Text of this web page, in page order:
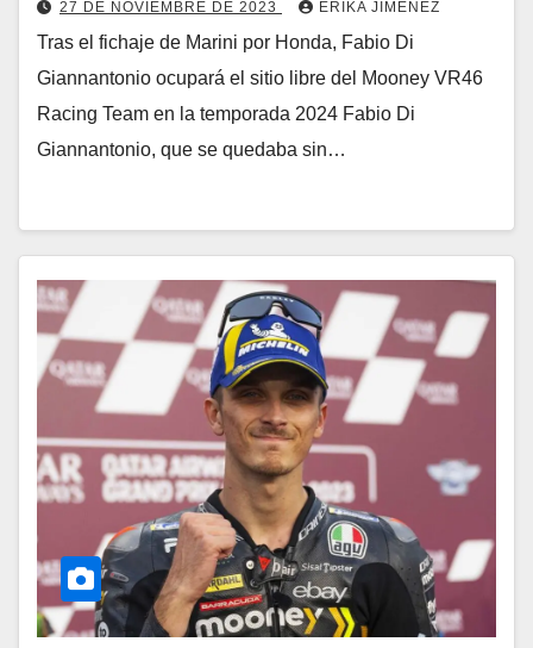
27 DE NOVIEMBRE DE 2023 ERIKA JIMENEZ
Tras el fichaje de Marini por Honda, Fabio Di
Giannantonio ocupará el sitio libre del Mooney VR46
Racing Team en la temporada 2024 Fabio Di
Giannantonio, que se quedaba sin…